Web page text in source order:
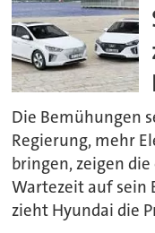
Die Bemühungen
Regierung, mehr
bringen, zeigen
Wartezeit auf sein
zieht Hyundai die